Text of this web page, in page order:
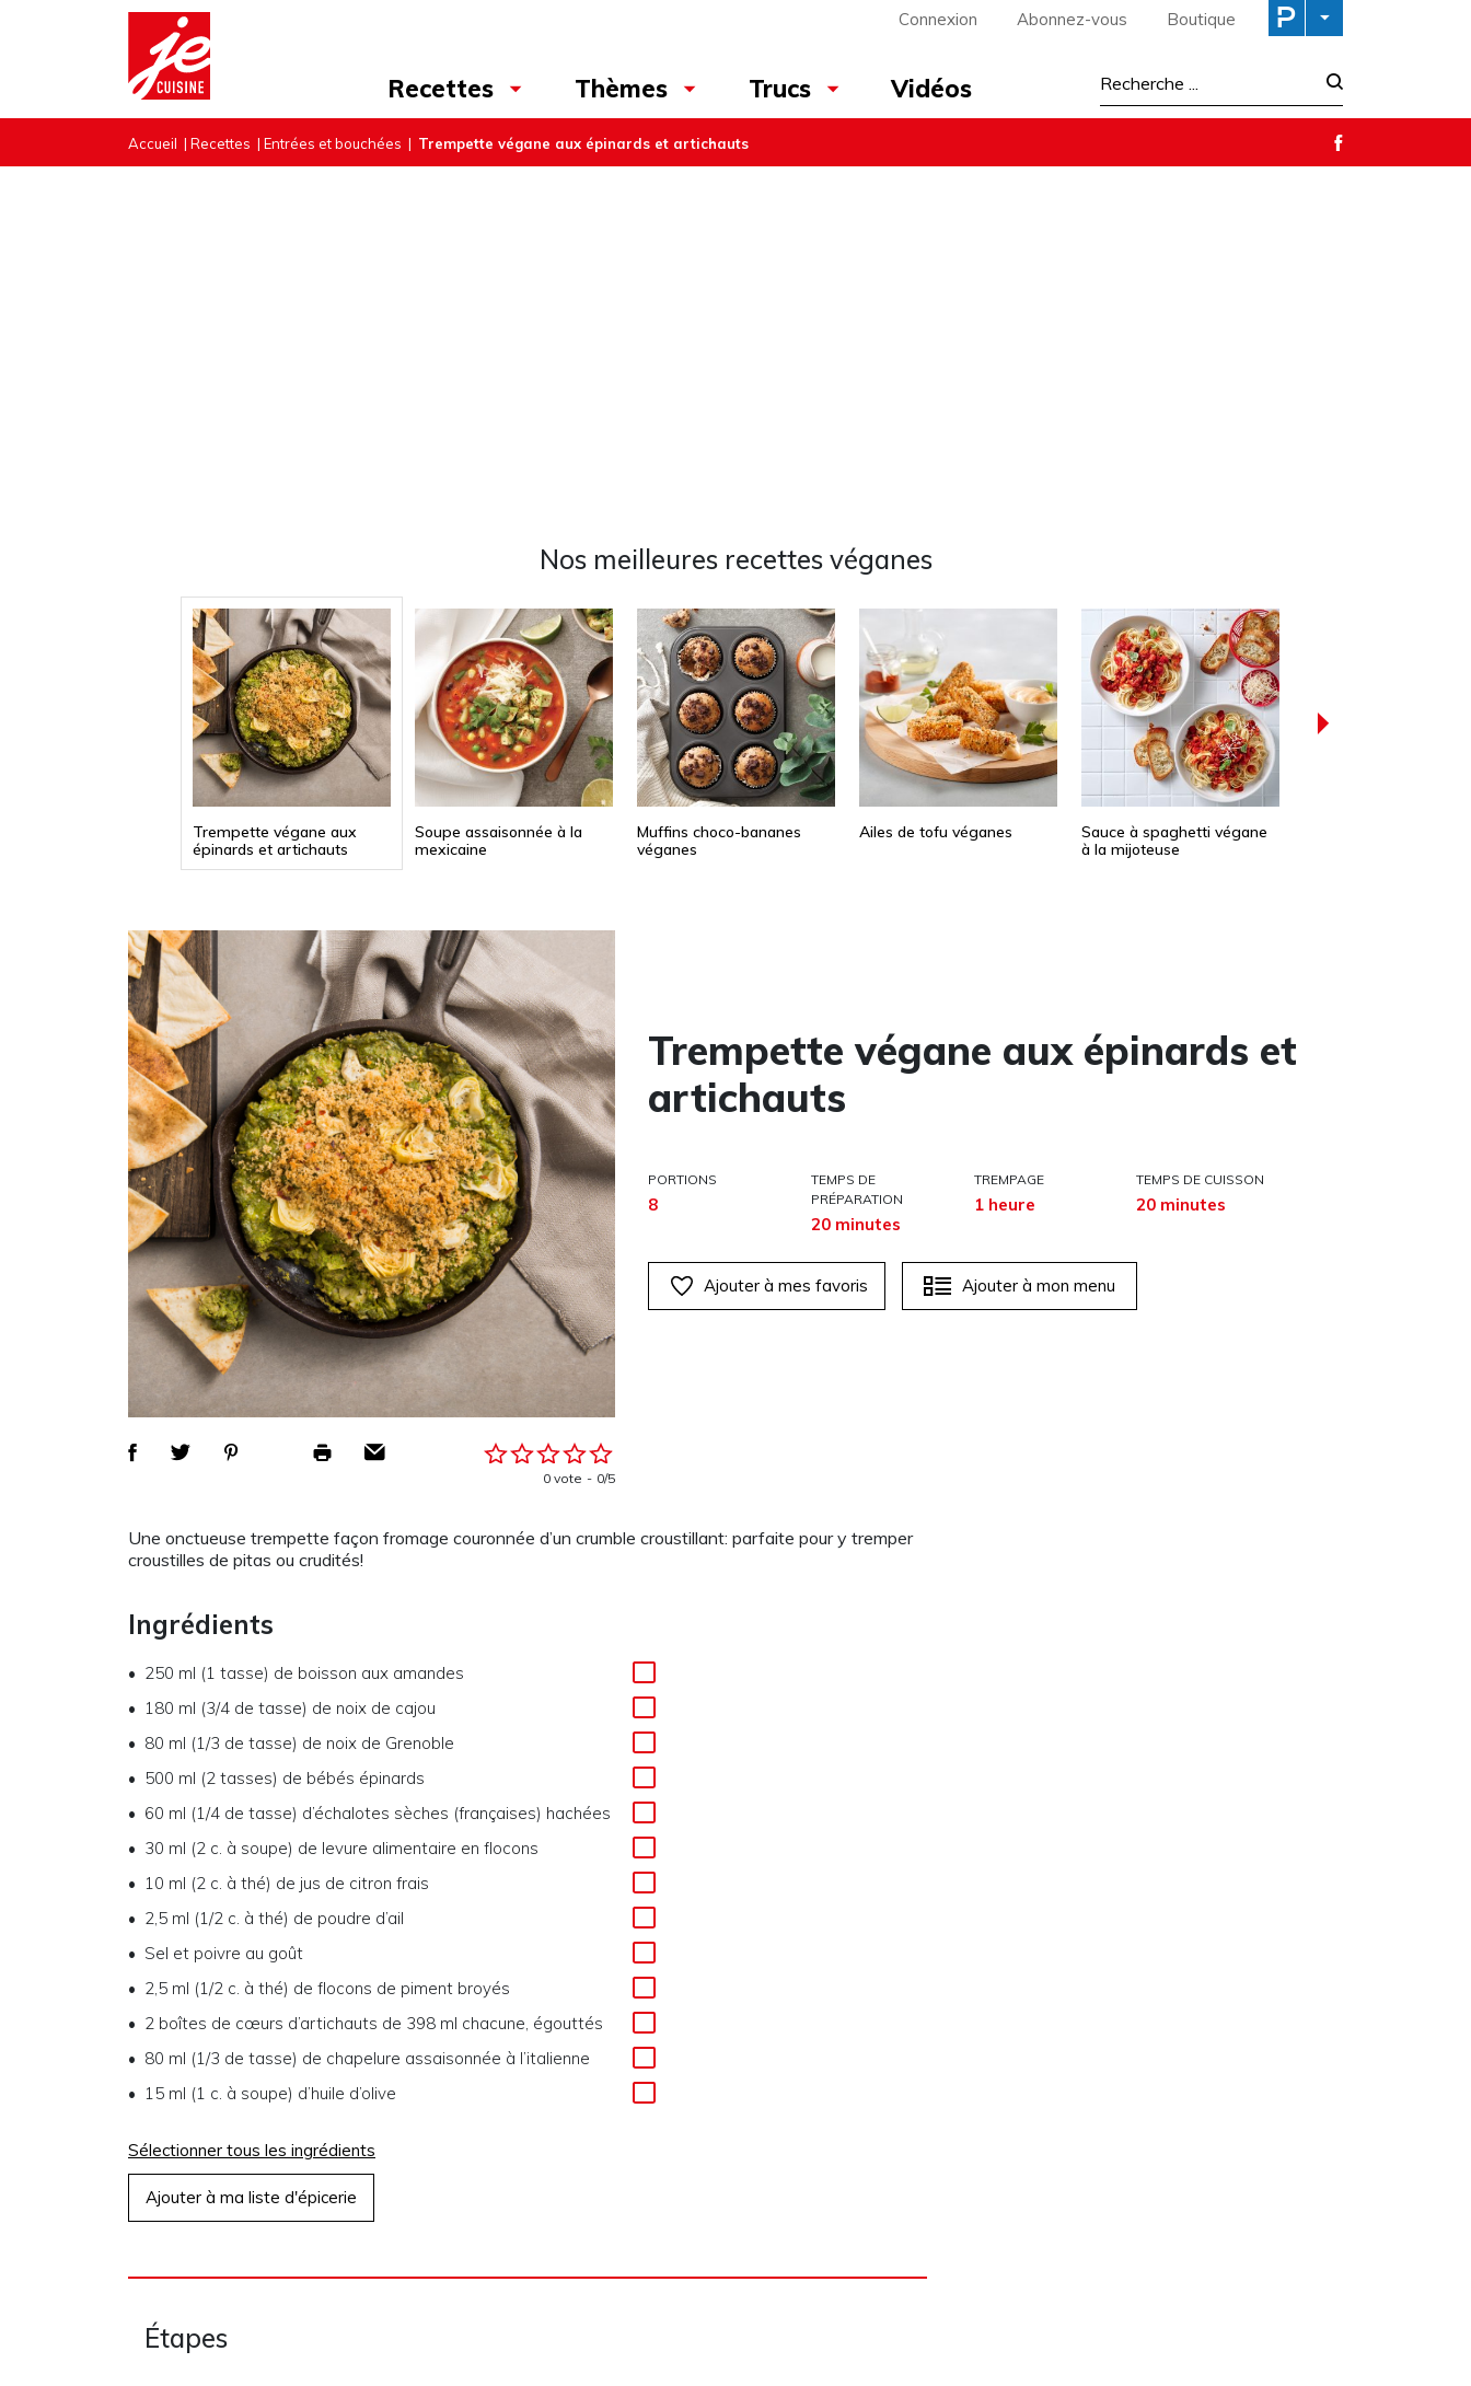
Connexion Abonnez-vous Boutique
Recettes Thèmes Trucs Vidéos
Accueil | Recettes | Entrées et bouchées | Trempette végane aux épinards et artichauts
Nos meilleures recettes véganes
Trempette végane aux
épinards et artichauts
Soupe assaisonnée à la
mexicaine
Muffins choco-bananes
véganes
Ailes de tofu véganes
Sauce à spaghetti végane
à la mijoteuse
0 vote 0/5
Trempette végane aux épinards et
artichauts
PORTIONS
8
TEMPS DE
PRÉPARATION
20 minutes
TREMPAGE
1 heure
TEMPS DE CUISSON
20 minutes
Ajouter à mes favoris Ajouter à mon menu
Une onctueuse trempette façon fromage couronnée d’un crumble croustillant: parfaite pour y tremper
croustilles de pitas ou crudités!
Ingrédients
250 ml (1 tasse) de boisson aux amandes
180 ml (3/4 de tasse) de noix de cajou
80 ml (1/3 de tasse) de noix de Grenoble
500 ml (2 tasses) de bébés épinards
60 ml (1/4 de tasse) d’échalotes sèches (françaises) hachées
30 ml (2 c. à soupe) de levure alimentaire en flocons
10 ml (2 c. à thé) de jus de citron frais
2,5 ml (1/2 c. à thé) de poudre d’ail
Sel et poivre au goût
2,5 ml (1/2 c. à thé) de flocons de piment broyés
2 boîtes de cœurs d’artichauts de 398 ml chacune, égouttés
80 ml (1/3 de tasse) de chapelure assaisonnée à l’italienne
15 ml (1 c. à soupe) d’huile d’olive
Sélectionner tous les ingrédients
Ajouter à ma liste d'épicerie
Étapes